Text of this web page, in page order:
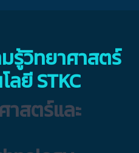
รู้วิทยาศาสตร์
ลยี STKC
สตร์และ